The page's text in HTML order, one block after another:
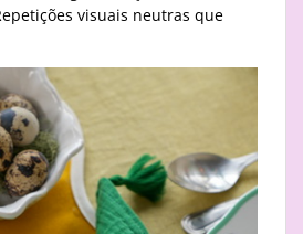
visuais neutras que